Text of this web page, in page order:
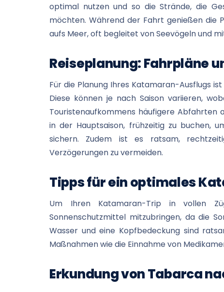
optimal nutzen und so die Strände, die
möchten. Während der Fahrt genießen die
aufs Meer, oft begleitet von Seevögeln und
Reiseplanung: Fahrpläne
Für die Planung Ihres Katamaran-Ausflugs
Diese können je nach Saison variieren,
Touristenaufkommens häufigere Abfahrten
in der Hauptsaison, frühzeitig zu buchen,
sichern. Zudem ist es ratsam,
Verzögerungen zu vermeiden.
Tipps für ein optimales
Um Ihren Katamaran-Trip in vollen
Sonnenschutzmittel mitzubringen, da die
Wasser und eine Kopfbedeckung sind
Maßnahmen wie die Einnahme von
Erkundung von Tabarca